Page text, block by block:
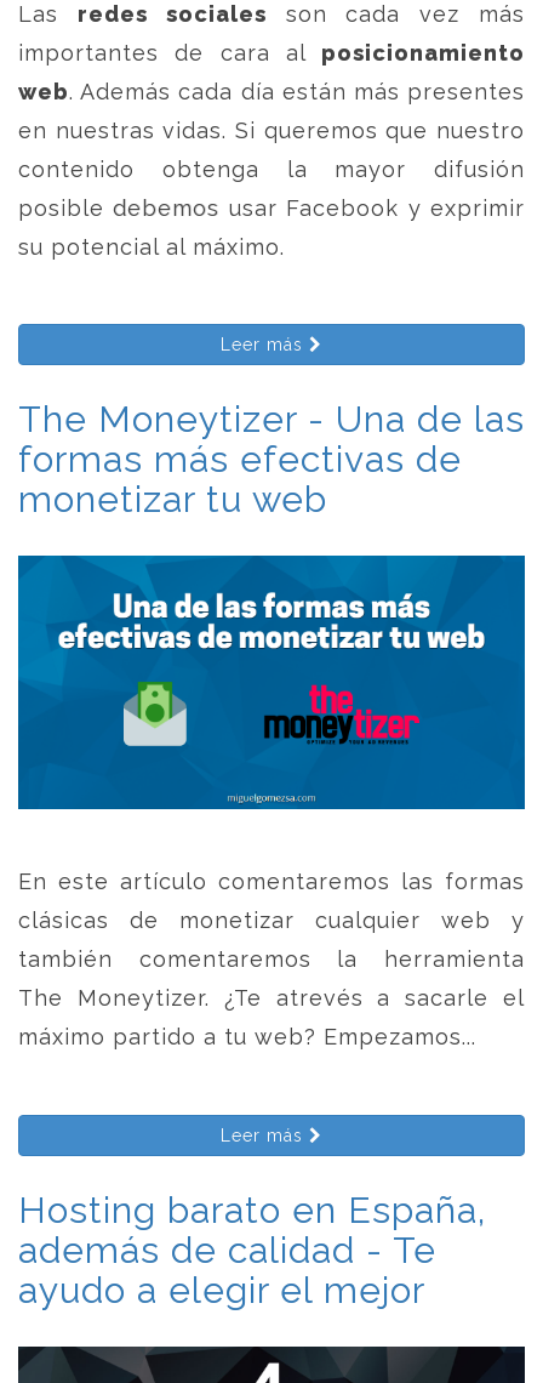
Las redes sociales son cada vez más
importantes de cara al posicionamiento
web. Además cada día están más presentes
en nuestras vidas. Si queremos que nuestro
contenido obtenga la mayor difusión
posible debemos usar Facebook y exprimir
su potencial al máximo.
Leer más
The Moneytizer - Una de las
formas más efectivas de
monetizar tu web
En este artículo comentaremos las formas
clásicas de monetizar cualquier web y
también comentaremos la herramienta
The Moneytizer. ¿Te atrevés a sacarle el
máximo partido a tu web? Empezamos...
Leer más
Hosting barato en España,
además de calidad - Te
ayudo a elegir el mejor